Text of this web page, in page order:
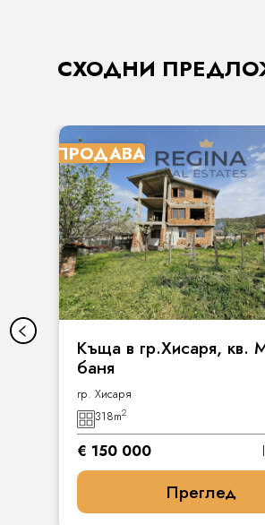
СХОДНИ
ПРОДАВА
Къща в гр.Хисаря, кв.
баня
гр. Хисаря
318m2
€ 150 000
Преглед